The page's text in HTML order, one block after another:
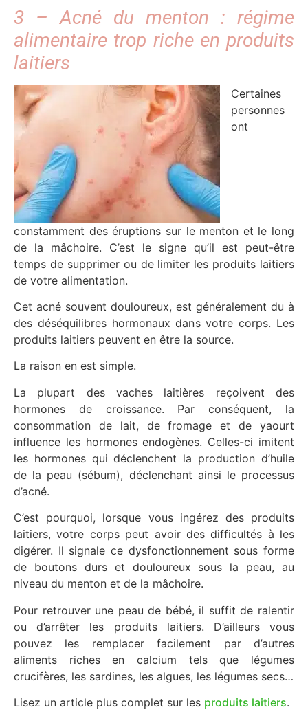
3 – Acné du menton : régime
alimentaire trop riche en produits
laitiers
Certaines
personnes
ont
constamment des éruptions sur le menton et le long
de la mâchoire. C’est le signe qu’il est peut-être
temps de supprimer ou de limiter les produits laitiers
de votre alimentation.
Cet acné souvent douloureux, est généralement du à
des déséquilibres hormonaux dans votre corps. Les
produits laitiers peuvent en être la source.
La raison en est simple.
La plupart des vaches laitières reçoivent des
hormones de croissance. Par conséquent, la
consommation de lait, de fromage et de yaourt
influence les hormones endogènes. Celles-ci imitent
les hormones qui déclenchent la production d’huile
de la peau (sébum), déclenchant ainsi le processus
d’acné.
C’est pourquoi, lorsque vous ingérez des produits
laitiers, votre corps peut avoir des difficultés à les
digérer. Il signale ce dysfonctionnement sous forme
de boutons durs et douloureux sous la peau, au
niveau du menton et de la mâchoire.
Pour retrouver une peau de bébé, il suffit de ralentir
ou d’arrêter les produits laitiers. D’ailleurs vous
pouvez les remplacer facilement par d’autres
aliments riches en calcium tels que légumes
crucifères, les sardines, les algues, les légumes secs…
Lisez un article plus complet sur les produits laitiers.